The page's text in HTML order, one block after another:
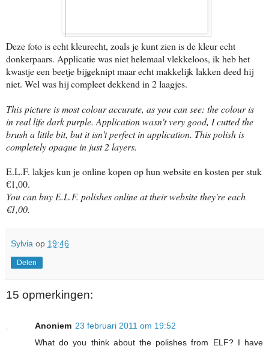
Deze foto is echt kleurecht, zoals je kunt zien is de kleur echt
donkerpaars. Applicatie was niet helemaal vlekkeloos, ik heb het
kwastje een beetje bijgeknipt maar echt makkelijk lakken deed hij
niet. Wel was hij compleet dekkend in 2 laagjes.
This picture is most colour accurate, as you can see: the colour is
in real life dark purple. Application wasn't very good, I cutted the
brush a little bit, but it isn't perfect in application. This polish is
completely opaque in just 2 layers.
E.L.F. lakjes kun je online kopen op hun website en kosten per stuk
€1,00.
You can buy E.L.F. polishes online at their website they're each
€1,00.
Sylvia op 19:46
Delen
15 opmerkingen:
Anoniem 23 februari 2011 om 19:52
What do you think about the polishes from ELF? I have